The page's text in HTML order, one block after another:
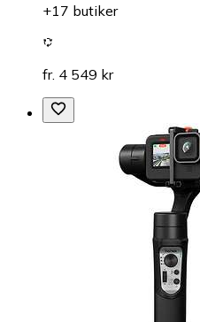
+17 butiker
fr. 4 549 kr